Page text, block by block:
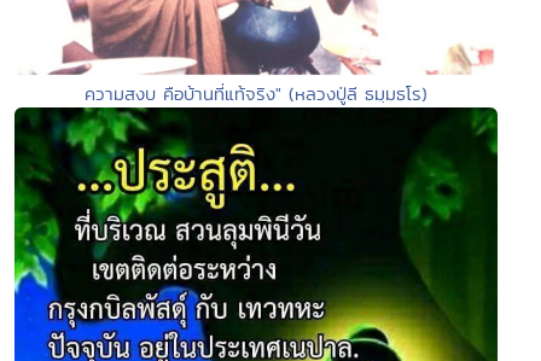
ความสงบ คือบ้านที่แท้จริง" (หลวงปู่ลี ธมฺมธโร)